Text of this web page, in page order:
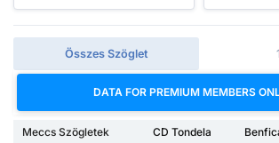
Összes Szöglet
DATA FOR PREMIUM MEMBERS
Meccs Szögletek CD Tondela